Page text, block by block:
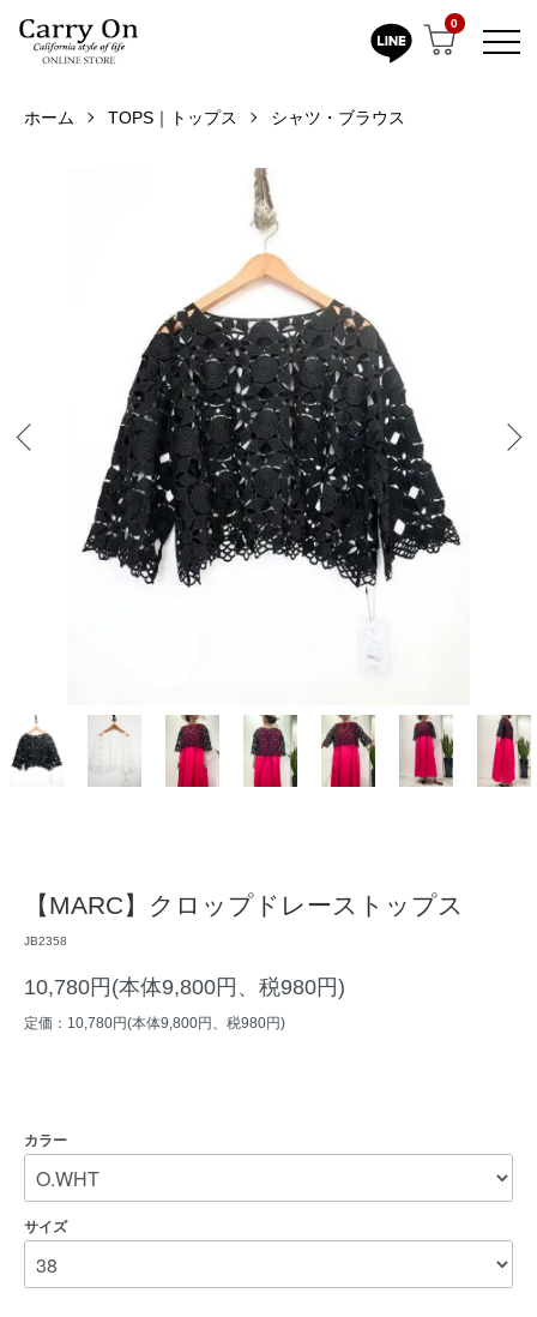
0
ホーム TOPS｜トップス シャツ・ブラウス
【MARC】クロップドレーストップス
JB2358
10,780円(本体9,800円、税980円)
定価：10,780円(本体9,800円、税980円)
カラー
サイズ